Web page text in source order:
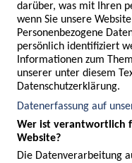
darüber, was mit Ihren
wenn Sie unsere
Personenbezogene
persönlich identifiziert
Informationen zum
unserer unter diesem
Datenschutzerklärung.
Datenerfassung auf
Wer ist verantwortlich
Website?
Die Datenverarbeitung